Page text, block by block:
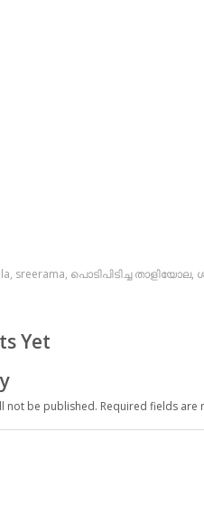
, sreerama, പൊടിപിടിച്ച താളിയോല,
Yet
not be published. Required fields are